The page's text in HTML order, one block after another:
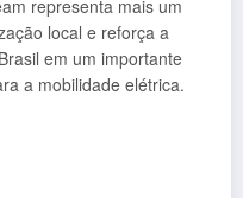
representa mais um
local e reforça a
em um importante
a mobilidade elétrica.